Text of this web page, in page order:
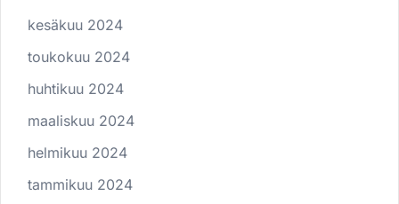
kesäkuu 2024
toukokuu 2024
huhtikuu 2024
maaliskuu 2024
helmikuu 2024
tammikuu 2024